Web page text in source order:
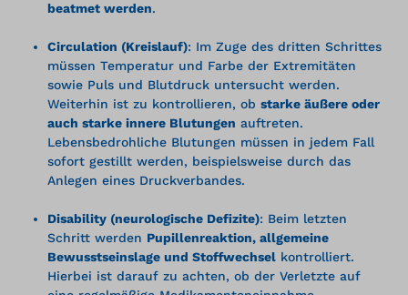
beatmet werden.
Circulation (Kreislauf): Im Zuge des dritten Schrittes
müssen Temperatur und Farbe der Extremitäten
sowie Puls und Blutdruck untersucht werden.
Weiterhin ist zu kontrollieren, ob starke äußere oder
auch starke innere Blutungen auftreten.
Lebensbedrohliche Blutungen müssen in jedem Fall
sofort gestillt werden, beispielsweise durch das
Anlegen eines Druckverbandes.
Disability (neurologische Defizite): Beim letzten
Schritt werden Pupillenreaktion, allgemeine
Bewusstseinslage und Stoffwechsel kontrolliert.
Hierbei ist darauf zu achten, ob der Verletzte auf